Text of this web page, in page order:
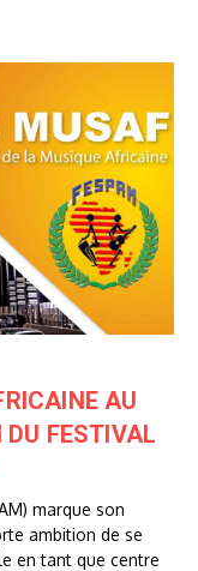
AU
FESTIVAL
marque son
ambition de se
en tant que centre